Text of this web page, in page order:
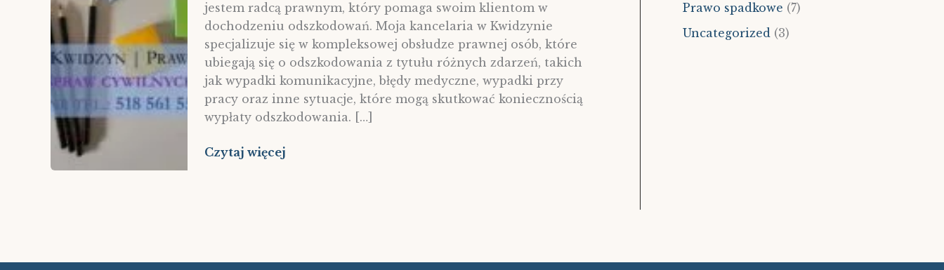
jestem radcą prawnym, który pomaga swoim klientom w
dochodzeniu odszkodowań. Moja kancelaria w Kwidzynie
specjalizuje się w kompleksowej obsłudze prawnej osób, które
ubiegają się o odszkodowania z tytułu różnych zdarzeń, takich
jak wypadki komunikacyjne, błędy medyczne, wypadki przy
pracy oraz inne sytuacje, które mogą skutkować koniecznością
wypłaty odszkodowania. […]
Dochodzenie
Agata
Czytaj więcej
Prawo spadkowe (7)
Uncategorized (3)